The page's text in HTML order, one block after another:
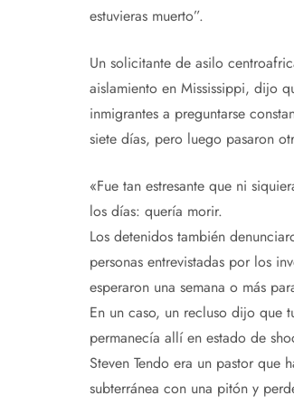
estuvieras muerto”.
Un solicitante de asilo
aislamiento en Mississippi, dijo
inmigrantes a preguntarse
siete días, pero luego pasaron
«Fue tan estresante que ni
los días: quería morir.
Los detenidos también
personas entrevistadas por los
esperaron una semana o más
En un caso, un recluso dijo que
permanecía allí en estado de
Steven Tendo era un pastor que
subterránea con una pitón y